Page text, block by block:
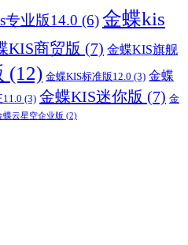
专业版14.0 (6)金蝶kis
KIS商贸版 (7) 金蝶KIS旗舰
(12) 金蝶KIS标准版12.0 (3) 金蝶
(3) 金蝶KIS迷你版 (7) 金
蝶云星空企业版 (2)